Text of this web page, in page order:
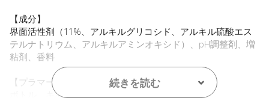
【成分】
界面活性剤（11%、アルキルグリコシド、アルキル硫酸エス
テルナトリウム、アルキルアミンオキシド）、pH調整剤、増
粘剤、香料
【プラマーク】
ボトル、キャップ
続きを読む